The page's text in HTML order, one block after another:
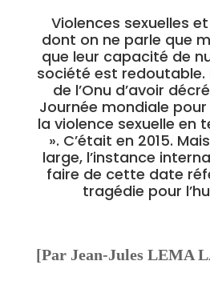
Violences sexuelles
dont on ne parle que
que leur capacité de
société est redoutable.
de l’Onu d’avoir
Journée mondiale pour
la violence sexuelle en
». C’était en 2015.
large, l’instance
faire de cette date
tragédie pour
[Par Jean-Jules LEMA